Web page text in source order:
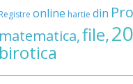
Registre online hartie din
matematica,file,
birotica